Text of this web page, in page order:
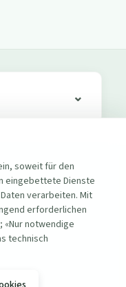
soweit für den
eingebettete Dienste
verarbeiten. Mit
erforderlichen
«Nur notwendige
technisch